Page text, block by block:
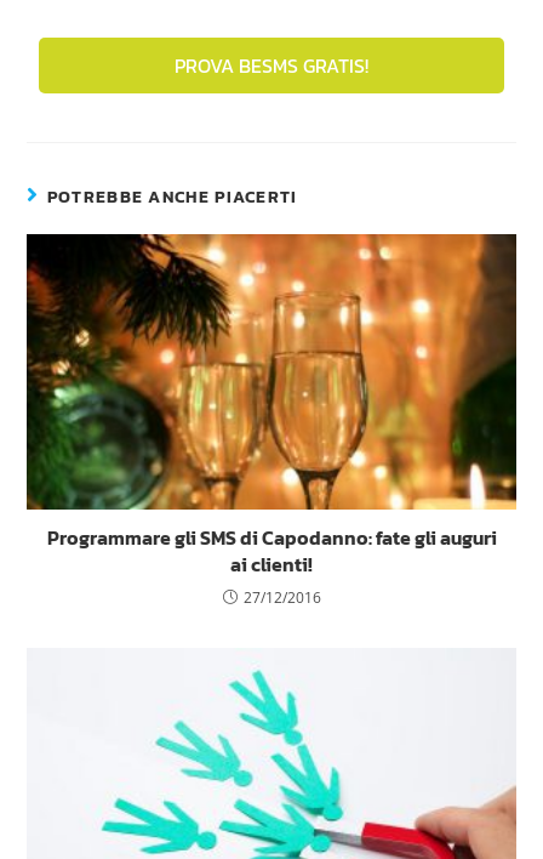
PROVA BESMS GRATIS!
POTREBBE ANCHE PIACERTI
Programmare gli SMS di Capodanno: fate gli auguri
ai clienti!
27/12/2016